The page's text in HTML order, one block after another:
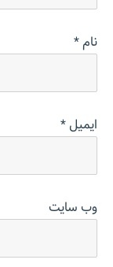
نام*
ایمیل*
وب‌ سایت